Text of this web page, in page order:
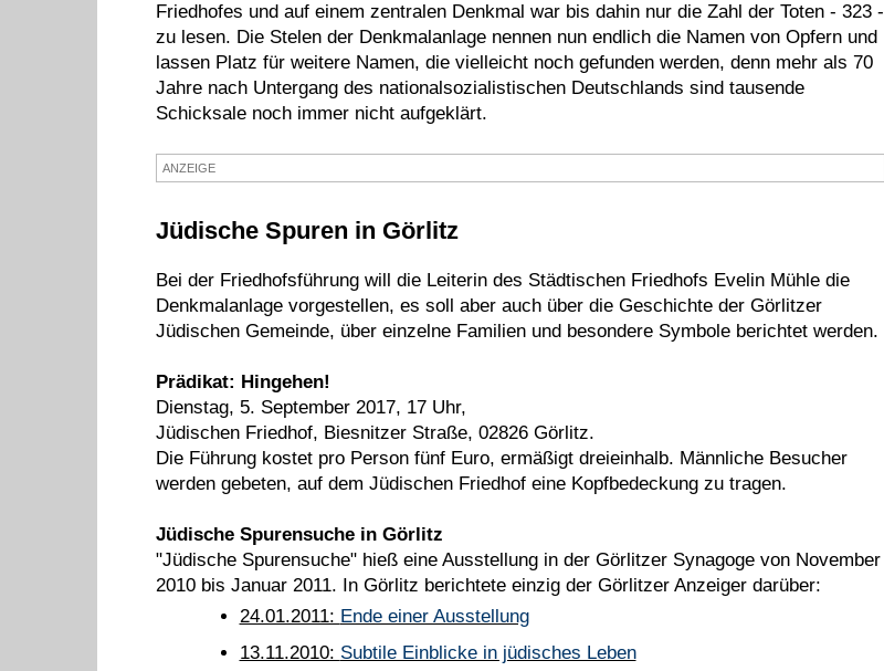
Friedhofes und auf einem zentralen Denkmal war bis dahin nur die Zahl der Toten - 323 -
zu lesen. Die Stelen der Denkmalanlage nennen nun endlich die Namen von Opfern und
lassen Platz für weitere Namen, die vielleicht noch gefunden werden, denn mehr als 70
Jahre nach Untergang des nationalsozialistischen Deutschlands sind tausende
Schicksale noch immer nicht aufgeklärt.
ANZEIGE
Jüdische Spuren in Görlitz
Bei der Friedhofsführung will die Leiterin des Städtischen Friedhofs Evelin Mühle die
Denkmalanlage vorgestellen, es soll aber auch über die Geschichte der Görlitzer
Jüdischen Gemeinde, über einzelne Familien und besondere Symbole berichtet werden.
Prädikat: Hingehen!
Dienstag, 5. September 2017, 17 Uhr,
Jüdischen Friedhof, Biesnitzer Straße, 02826 Görlitz.
Die Führung kostet pro Person fünf Euro, ermäßigt dreieinhalb. Männliche Besucher
werden gebeten, auf dem Jüdischen Friedhof eine Kopfbedeckung zu tragen.
Jüdische Spurensuche in Görlitz
"Jüdische Spurensuche" hieß eine Ausstellung in der Görlitzer Synagoge von November
2010 bis Januar 2011. In Görlitz berichtete einzig der Görlitzer Anzeiger darüber:
24.01.2011: Ende einer Ausstellung
13.11.2010: Subtile Einblicke in jüdisches Leben